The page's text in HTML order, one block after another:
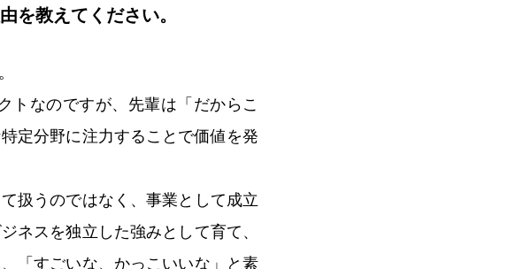
を教えてください。
トなのですが、先輩は「だからこ
定分野に注力することで価値を発
扱うのではなく、事業として成立
ネスを独立した強みとして育て、
「すごいな、かっこいいな」と素